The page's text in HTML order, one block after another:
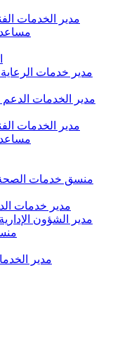
مدير الخدمات
مدير خدمات
مدير الخدمات الدعم
مدير الخدمات
منسق خدمات الصحة
مدير خدمات
مدير الشؤون
مدير